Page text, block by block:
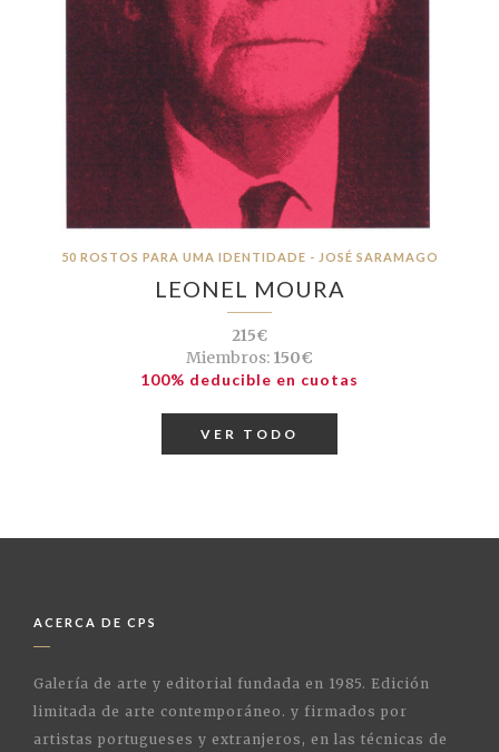
50 ROSTOS PARA UMA IDENTIDADE - JOSÉ SARAMAGO
LEONEL MOURA
215€
Miembros: 150€
100% deducible en cuotas
VER TODO
ACERCA DE CPS
Galería de arte y editorial fundada en 1985. Edición
limitada de arte contemporáneo. y firmados por
artistas portugueses y extranjeros, en las técnicas de